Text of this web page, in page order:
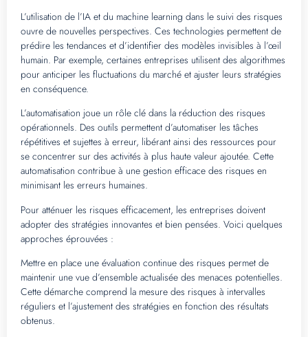
L’utilisation de l’IA et du machine learning dans le suivi des risques
ouvre de nouvelles perspectives. Ces technologies permettent de
prédire les tendances et d’identifier des modèles invisibles à l’œil
humain. Par exemple, certaines entreprises utilisent des algorithmes
pour anticiper les fluctuations du marché et ajuster leurs stratégies
en conséquence.
L’automatisation joue un rôle clé dans la réduction des risques
opérationnels. Des outils permettent d’automatiser les tâches
répétitives et sujettes à erreur, libérant ainsi des ressources pour
se concentrer sur des activités à plus haute valeur ajoutée. Cette
automatisation contribue à une gestion efficace des risques en
minimisant les erreurs humaines.
Pour atténuer les risques efficacement, les entreprises doivent
adopter des stratégies innovantes et bien pensées. Voici quelques
approches éprouvées :
Mettre en place une évaluation continue des risques permet de
maintenir une vue d’ensemble actualisée des menaces potentielles.
Cette démarche comprend la mesure des risques à intervalles
réguliers et l’ajustement des stratégies en fonction des résultats
obtenus.